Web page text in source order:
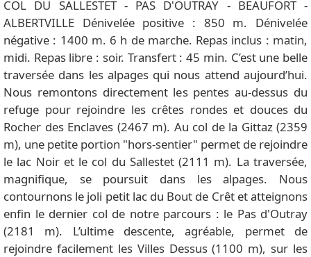
COL DU SALLESTET - PAS D'OUTRAY - BEAUFORT -
ALBERTVILLE Dénivelée positive : 850 m. Dénivelée
négative : 1400 m. 6 h de marche. Repas inclus : matin,
midi. Repas libre : soir. Transfert : 45 min. C’est une belle
traversée dans les alpages qui nous attend aujourd’hui.
Nous remontons directement les pentes au-dessus du
refuge pour rejoindre les crêtes rondes et douces du
Rocher des Enclaves (2467 m). Au col de la Gittaz (2359
m), une petite portion "hors-sentier" permet de rejoindre
le lac Noir et le col du Sallestet (2111 m). La traversée,
magnifique, se poursuit dans les alpages. Nous
contournons le joli petit lac du Bout de Crêt et atteignons
enfin le dernier col de notre parcours : le Pas d'Outray
(2181 m). L’ultime descente, agréable, permet de
rejoindre facilement les Villes Dessus (1100 m), sur les